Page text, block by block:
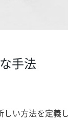
手法
い方法を定